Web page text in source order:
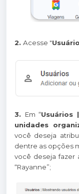
2. Acesse "
3. Em “Usuários
unidades
você deseja
dentre as opções
você deseja fazer
“Rayanne”;